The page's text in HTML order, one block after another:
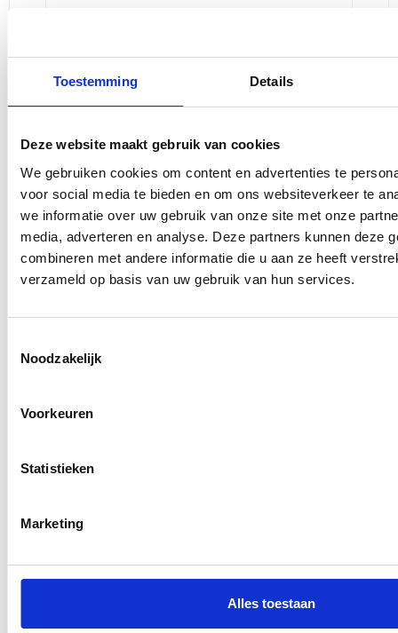
Toestemming Details
Deze website maakt gebruik van cookies
We gebruiken cookies om content en advertenties te
voor social media te bieden en om ons websiteverkeer te
we informatie over uw gebruik van onze site met onze
media, adverteren en analyse. Deze partners kunnen deze
combineren met andere informatie die u aan ze heeft
verzameld op basis van uw gebruik van hun services.
Noodzakelijk
Voorkeuren
Statistieken
Marketing
Alles toestaan
Specifications
Gerelateerde producten
Op voorraad